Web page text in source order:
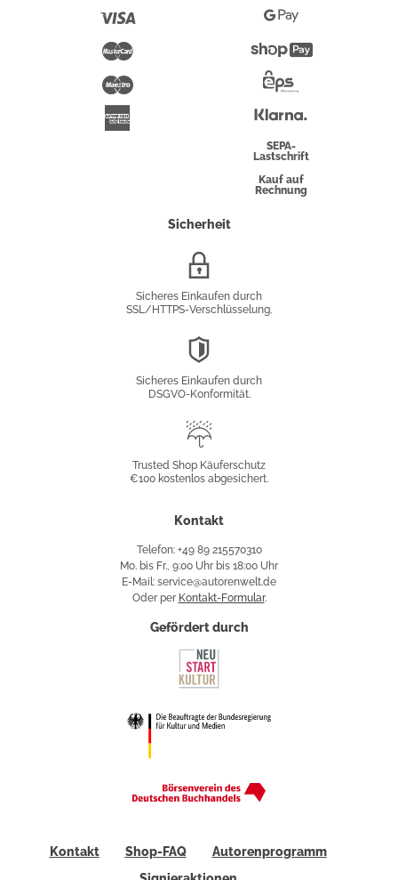
Maestro
Pay
Google
Pay
Überweisung
SEPA-
Lastschrift
Kauf auf
Rechnung
Sicherheit
Sicheres Einkaufen durch
SSL/HTTPS-Verschlüsselung.
Sicheres Einkaufen durch
DSGVO-Konformität.
Käuferschutz
Trusted Shop Käuferschutz
€100 kostenlos abgesichert.
Kontakt
Telefon: +49 89 215570310
Mo. bis Fr., 9:00 Uhr bis 18:00 Uhr
E-Mail: service@autorenwelt.de
Oder per Kontakt-Formular.
Gefördert durch
Kontakt Shop-FAQ
Autorenprogramm